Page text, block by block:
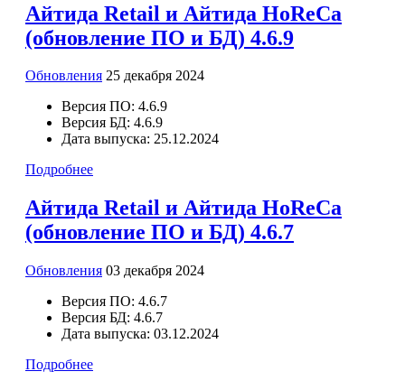
Айтида Retail и Айтида HoReCa
(обновление ПО и БД) 4.6.9
Обновления 25 декабря 2024
Версия ПО: 4.6.9
Версия БД: 4.6.9
Дата выпуска: 25.12.2024
Подробнее
Айтида Retail и Айтида HoReCa
(обновление ПО и БД) 4.6.7
Обновления 03 декабря 2024
Версия ПО: 4.6.7
Версия БД: 4.6.7
Дата выпуска: 03.12.2024
Подробнее